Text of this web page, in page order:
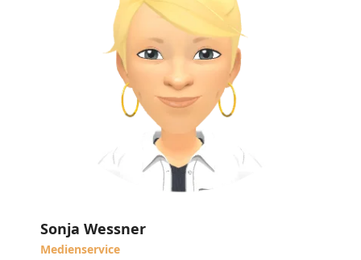
Sonja Wessner
Medienservice